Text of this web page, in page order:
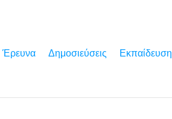
Έρευνα Δημοσιεύσεις Εκπαίδευση